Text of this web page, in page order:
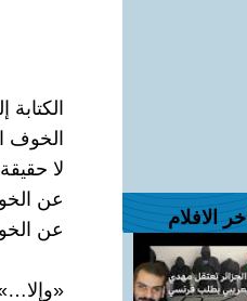
اخر الافلام
الخوف
لا حقيقة
عن
عن